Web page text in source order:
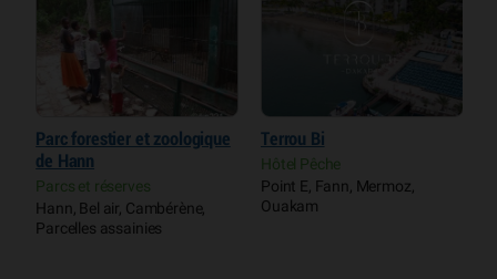
Parc forestier et zoologique
de Hann
Parcs et réserves
Hann, Bel air, Cambérène,
Parcelles assainies
Terrou Bi
Hôtel Pêche
Point E, Fann, Mermoz,
Ouakam